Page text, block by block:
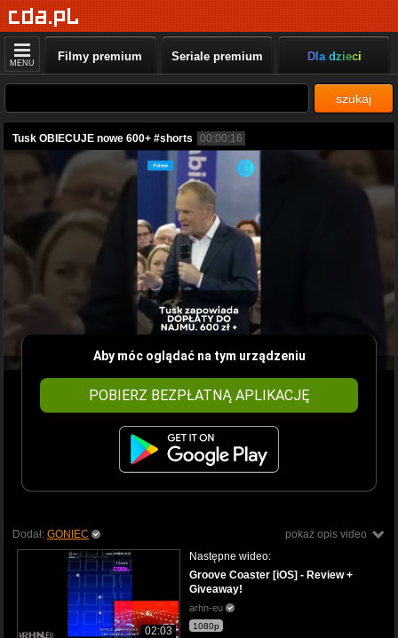
MENU Filmy premium Seriale premium Dla dzieci
szukaj
Tusk OBIECUJE nowe 600+ #shorts 00:00:16
Aby móc oglądać na tym urządzeniu
POBIERZ BEZPŁATNĄ APLIKACJĘ
pokaż opis video
Dodał: GONIEC
02:03
Następne wideo:
Groove Coaster [iOS] - Review +
Giveaway!
arhn-eu
1080p